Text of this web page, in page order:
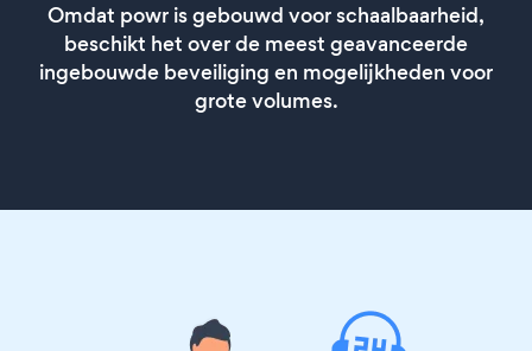
Omdat powr is gebouwd voor schaalbaarheid,
beschikt het over de meest geavanceerde
ingebouwde beveiliging en mogelijkheden voor
grote volumes.